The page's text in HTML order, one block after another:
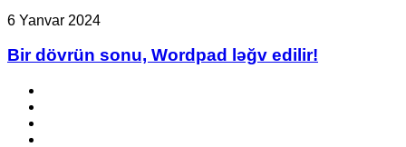
Sıxlıq,
GB
Tutumu
Gbit/s
Bir
sonu,
6 Yanvar 2024
Bir dövrün sonu, Wordpad ləğv edilir!